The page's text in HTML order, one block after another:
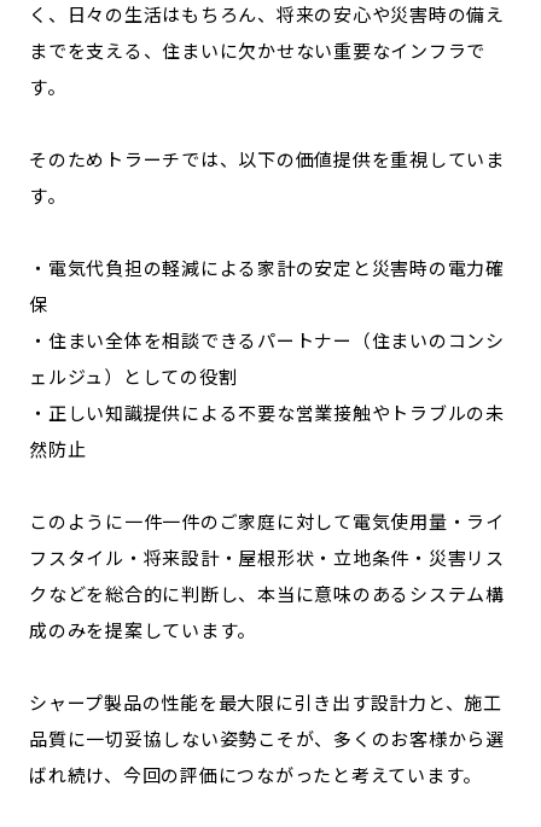
く、日々の生活はもちろん、将来の安心や災害時の備え
までを支える、住まいに欠かせない重要なインフラで
す。
そのためトラーチでは、以下の価値提供を重視していま
す。
・電気代負担の軽減による家計の安定と災害時の電力確
保
・住まい全体を相談できるパートナー（住まいのコンシ
ェルジュ）としての役割
・正しい知識提供による不要な営業接触やトラブルの未
然防止
このように一件一件のご家庭に対して電気使用量・ライ
フスタイル・将来設計・屋根形状・立地条件・災害リス
クなどを総合的に判断し、本当に意味のあるシステム構
成のみを提案しています。
シャープ製品の性能を最大限に引き出す設計力と、施工
品質に一切妥協しない姿勢こそが、多くのお客様から選
ばれ続け、今回の評価につながったと考えています。